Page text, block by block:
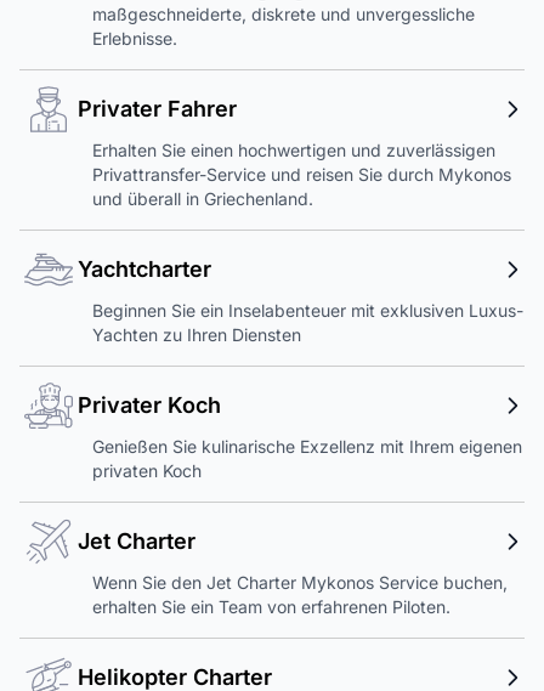
maßgeschneiderte, diskrete und unvergessliche
Erlebnisse.
Privater Fahrer
Erhalten Sie einen hochwertigen und zuverlässigen
Privattransfer-Service und reisen Sie durch Mykonos
und überall in Griechenland.
Yachtcharter
Beginnen Sie ein Inselabenteuer mit exklusiven Luxus-
Yachten zu Ihren Diensten
Privater Koch
Genießen Sie kulinarische Exzellenz mit Ihrem eigenen
privaten Koch
Jet Charter
Wenn Sie den Jet Charter Mykonos Service buchen,
erhalten Sie ein Team von erfahrenen Piloten.
Helikopter Charter